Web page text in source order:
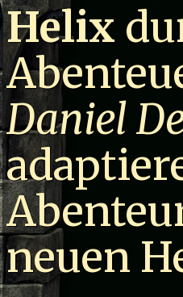
Helix
Daniel
neuen